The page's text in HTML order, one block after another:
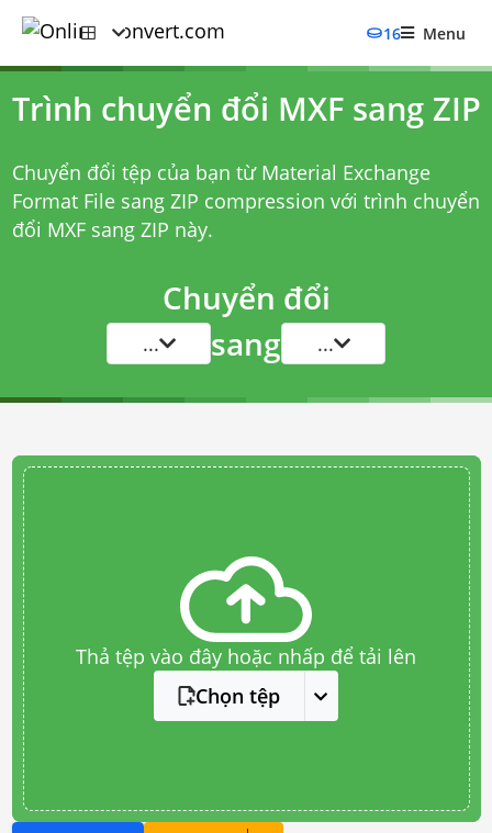
16 Menu
Trình chuyển đổi MXF sang ZIP
Chuyển đổi tệp của bạn từ Material Exchange
Format File sang ZIP compression với trình chuyển
đổi MXF sang ZIP này.
Chuyển đổi
... sang ...
Thả tệp vào đây hoặc nhấp để tải lên
Chọn tệp